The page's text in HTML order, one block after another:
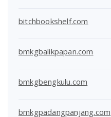
bitchbookshelf.com
bmkgbalikpapan.com
bmkgbengkulu.com
bmkgpadangpanjang.com